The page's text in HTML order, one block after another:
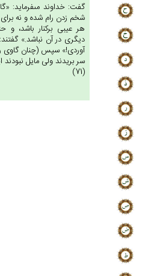
گفت: خداوند مى‏فرمايد:
شخم زدن رام شده و نه
هر عيبى بركنار باشد،
ديگرى در آن نباشد.»
آوردى!» سپس (چنان گاوى
سر بريدند ولى مايل نبودند
(71)